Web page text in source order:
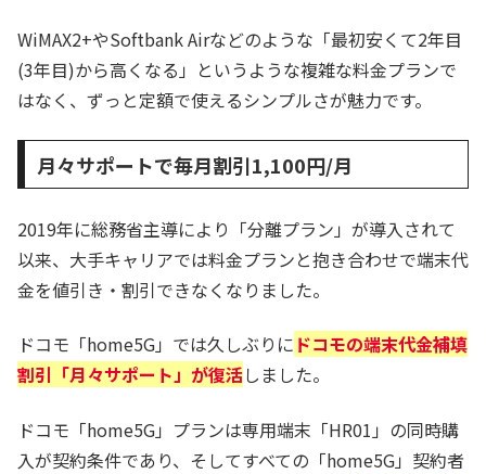
WiMAX2+やSoftbank Airなどのような「最初安くて2年目
(3年目)から高くなる」というような複雑な料金プランで
はなく、ずっと定額で使えるシンプルさが魅力です。
月々サポートで毎月割引1,100円/月
2019年に総務省主導により「分離プラン」が導入されて
以来、大手キャリアでは料金プランと抱き合わせで端末代
金を値引き・割引できなくなりました。
ドコモ「home5G」では久しぶりに ドコモの端末代金補填
割引「月々サポート」が復活しました。
ドコモ「home5G」プランは専用端末「HR01」の同時購
入が契約条件であり、そしてすべての「home5G」契約者